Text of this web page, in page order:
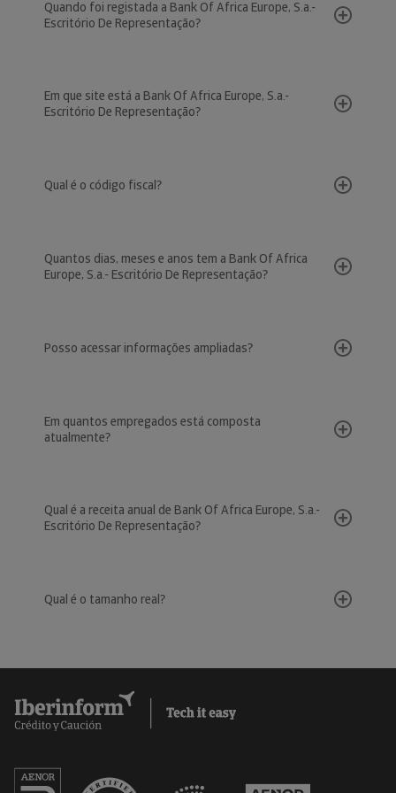
Quando foi registada a Bank Of Africa Europe, S.a.-
Escritório De Representação?
Em que site está a Bank Of Africa Europe, S.a.-
Escritório De Representação?
Qual é o código fiscal?
Quantos dias, meses e anos tem a Bank Of Africa
Europe, S.a.- Escritório De Representação?
Posso acessar informações ampliadas?
Em quantos empregados está composta
atualmente?
Qual é a receita anual de Bank Of Africa Europe, S.a.-
Escritório De Representação?
Qual é o tamanho real?